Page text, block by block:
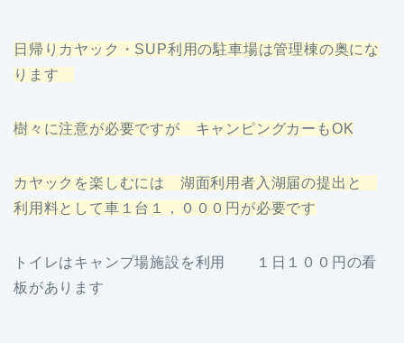
日帰りカヤック・SUP利用の駐車場は管理棟の奥にな
ります
樹々に注意が必要ですが キャンピングカーもOK
カヤックを楽しむには 湖面利用者入湖届の提出と
利用料として車１台１，０００円が必要です
トイレはキャンプ場施設を利用 １日１００円の看
板があります